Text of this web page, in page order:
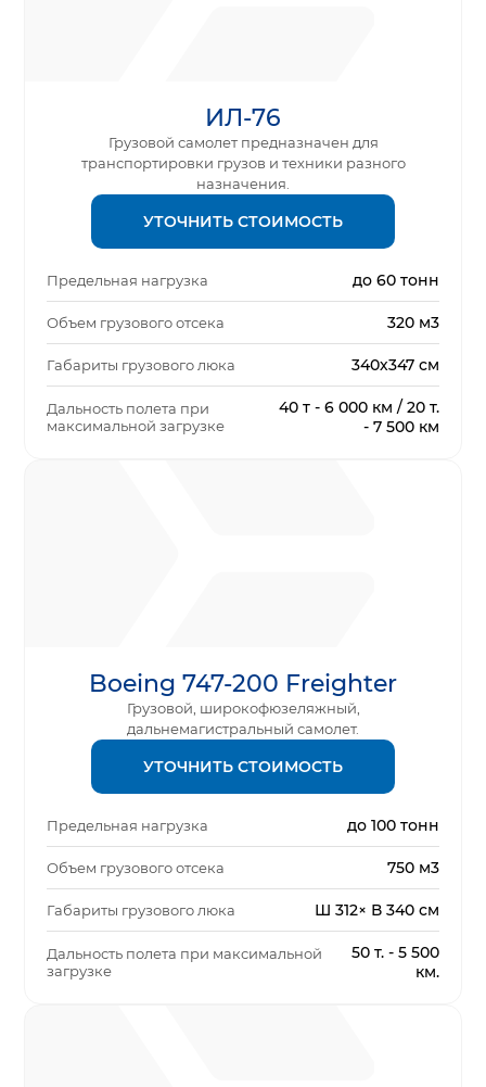
ИЛ-76
Грузовой самолет предназначен для
транспортировки грузов и техники разного
назначения.
УТОЧНИТЬ СТОИМОСТЬ
Предельная нагрузка до 60 тонн
Объем грузового отсека 320 м3
Габариты грузового люка 340х347 см
Дальность полета при
максимальной загрузке
40 т - 6 000 км / 20 т.
- 7 500 км
Boeing 747-200 Freighter
Грузовой, широкофюзеляжный,
дальнемагистральный самолет.
УТОЧНИТЬ СТОИМОСТЬ
Предельная нагрузка до 100 тонн
Объем грузового отсека 750 м3
Габариты грузового люка Ш 312× В 340 см
Дальность полета при максимальной
загрузке
50 т. - 5 500
км.